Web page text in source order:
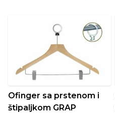
Ofinger sa prstenom i
štipaljkom GRAP